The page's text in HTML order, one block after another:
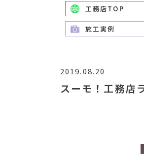
工務店TOP
施工実例
2019.08.20
スーモ！工務店